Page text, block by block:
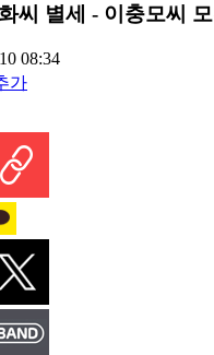
씨 별세 - 이충모씨
08:34
가